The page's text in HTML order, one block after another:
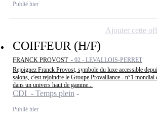
Publié hier
COIFFEUR (H/F)
FRANCK PROVOST - 92 - LEVALLOIS-PERRET
Rejoignez Franck Provost, symbole du luxe accessible
salons, c'est rejoindre le Groupe Provalliance - n°1
dans un univers haut de gamme...
CDI - Temps plein
Publié hier
Ajouter cette